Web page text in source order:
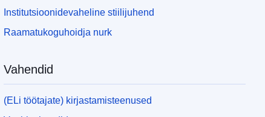
Institutsioonidevaheline stiilijuhend
Raamatukoguhoidja nurk
Vahendid
(ELi töötajate) kirjastamisteenused